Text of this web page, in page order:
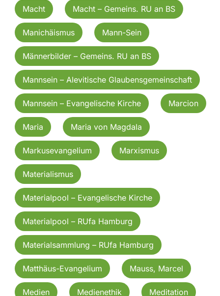
Macht Macht – Gemeins. RU an BS
Manichäismus Mann-Sein
Männerbilder – Gemeins. RU an BS
Mannsein – Alevitische Glaubensgemeinschaft
Mannsein – Evangelische Kirche Marcion
Maria Maria von Magdala
Markusevangelium Marxismus
Materialismus
Materialpool – Evangelische Kirche
Materialpool – RUfa Hamburg
Materialsammlung – RUfa Hamburg
Matthäus-Evangelium Mauss, Marcel
Medien Medienethik Meditation